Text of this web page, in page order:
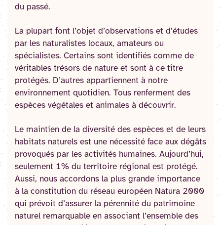
du passé.
La plupart font l’objet d’observations et d’études
par les naturalistes locaux, amateurs ou
spécialistes. Certains sont identifiés comme de
véritables trésors de nature et sont à ce titre
protégés. D’autres appartiennent à notre
environnement quotidien. Tous renferment des
espèces végétales et animales à découvrir.
Le maintien de la diversité des espèces et de leurs
habitats naturels est une nécessité face aux dégâts
provoqués par les activités humaines. Aujourd’hui,
seulement 1% du territoire régional est protégé.
Aussi, nous accordons la plus grande importance
à la constitution du réseau européen Natura 2000
qui prévoit d’assurer la pérennité du patrimoine
naturel remarquable en associant l’ensemble des